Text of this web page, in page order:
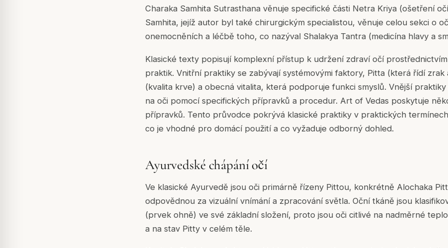
Charaka Samhita Sutrasthana věnuje specifické části Netra Kriya (ošetření
Samhita, jejíž autor byl také chirurgickým specialistou, věnuje celou sekci o
onemocněních a léčbě toho, co nazýval Shalakya Tantra (medicína hlavy a
Klasické texty popisují komplexní přístup k udržení zdraví očí
praktik. Vnitřní praktiky se zabývají systémovými faktory, Pitta (která řídí zrak
(kvalita krve) a obecná vitalita, která podporuje funkci smyslů. Vnější praktiky
na oči pomocí specifických přípravků a procedur. Art of Vedas poskytuje
přípravků. Tento průvodce pokrývá klasické praktiky v praktických
co je vhodné pro domácí použití a co vyžaduje odborný dohled.
Ayurvedské chápání očí
Ve klasické Ayurvedě jsou oči primárně řízeny Pittou, konkrétně Alochaka
odpovědnou za vizuální vnímání a zpracování světla. Oční tkáně jsou
(prvek ohně) ve své základní složení, proto jsou oči citlivé na nadměrné
a na stav Pitty v celém těle.